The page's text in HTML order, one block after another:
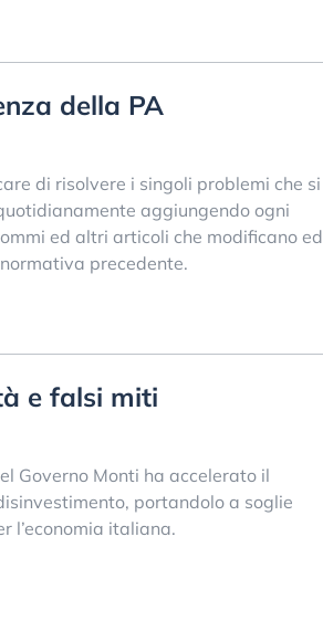
della PA
di risolvere i singoli problemi che si
aggiungendo ogni
ed altri articoli che modificano ed
precedente.
e falsi miti
Governo Monti ha accelerato il
portandolo a soglie
l’economia italiana.